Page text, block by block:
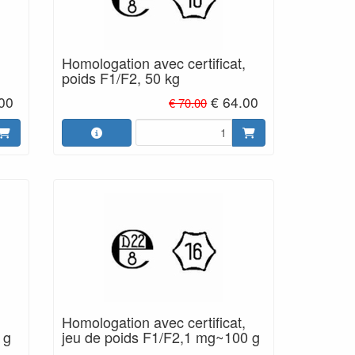
Homologation avec certificat,
poids F1/F2, 50 kg
€ 70.00 € 64.00
Homologation avec certificat,
jeu de poids F1/F2,1 mg~100 g